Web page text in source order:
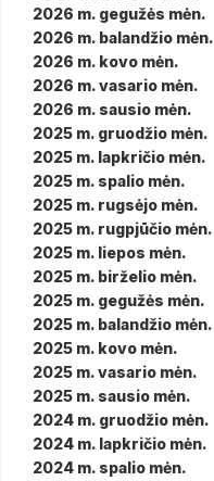
2026 m. gegužės mėn.
2026 m. balandžio mėn.
2026 m. kovo mėn.
2026 m. vasario mėn.
2026 m. sausio mėn.
2025 m. gruodžio mėn.
2025 m. lapkričio mėn.
2025 m. spalio mėn.
2025 m. rugsėjo mėn.
2025 m. rugpjūčio mėn.
2025 m. liepos mėn.
2025 m. birželio mėn.
2025 m. gegužės mėn.
2025 m. balandžio mėn.
2025 m. kovo mėn.
2025 m. vasario mėn.
2025 m. sausio mėn.
2024 m. gruodžio mėn.
2024 m. lapkričio mėn.
2024 m. spalio mėn.